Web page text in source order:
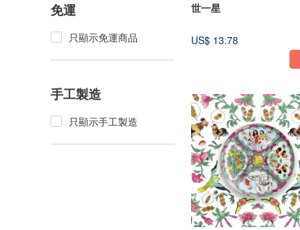
免運
只顯示免運商品
手工製造
只顯示手工製造
世一星
US$ 13.78